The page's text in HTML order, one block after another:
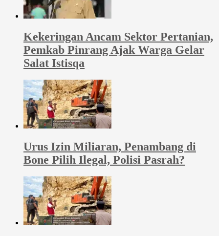
Kekeringan Ancam Sektor Pertanian,
Pemkab Pinrang Ajak Warga Gelar
Salat Istisqa
Urus Izin Miliaran, Penambang di
Bone Pilih Ilegal, Polisi Pasrah?